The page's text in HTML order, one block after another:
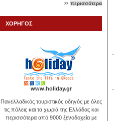
περισσότερα
ΧΟΡΗΓΟΣ
www.holiday.gr
Πανελλαδικός τουριστικός οδηγός με όλες
τις πόλεις και τα χωριά της Ελλάδας και
περισσότερα από 9000 ξενοδοχεία με